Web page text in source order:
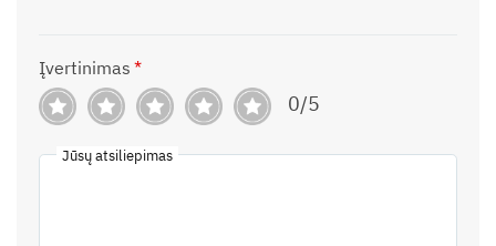
Įvertinimas *
0/5
Jūsų atsiliepimas